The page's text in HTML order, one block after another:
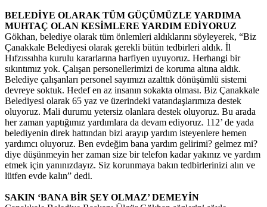
BELEDİYE OLARAK TÜM GÜÇÜMÜZLE YARDIMA
MUHTAÇ OLAN KESİMLERE YARDIM EDİYORUZ
Gökhan, belediye olarak tüm önlemleri aldıklarını söyleyerek, “Biz
Çanakkale Belediyesi olarak gerekli bütün tedbirleri aldık. İl
Hıfzıssıhha kurulu kararlarına harfiyen uyuyoruz. Herhangi bir
sıkıntımız yok. Çalışan personellerimizi de koruma altına aldık.
Belediye çalışanları personel sayımızı azalttık dönüşümlü sistemi
devreye soktuk. Hedef en az insanın sokakta olması. Biz Çanakkale
Belediyesi olarak 65 yaz ve üzerindeki vatandaşlarımıza destek
oluyoruz. Mali durumu yetersiz olanlara destek oluyoruz. Bu arada
her zaman yaptığımız yardımlara da devam ediyoruz. 112’ de yada
belediyenin direk hattından bizi arayıp yardım isteyenlere hemen
yardımcı oluyoruz. Ben evdeğim bana yardım gelirimi? gelmez mi?
diye düşünmeyin her zaman size bir telefon kadar yakınız ve yardım
etmek için yanınızdayız. Siz korunmaya bakın tedbirlerinizi alın ve
lütfen evde kalın” dedi.
SAKIN ‘BANA BİR ŞEY OLMAZ’ DEMEYİN